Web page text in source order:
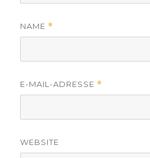
NAME *
E-MAIL-ADRESSE *
WEBSITE